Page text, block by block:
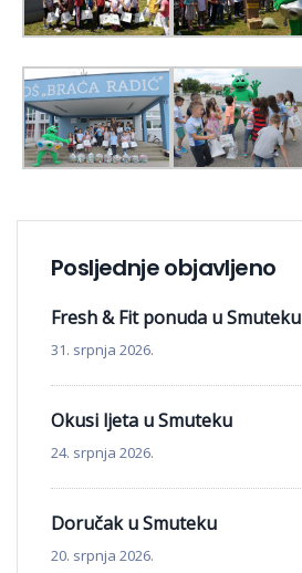
Posljednje objavljeno
Fresh & Fit ponuda u Smuteku
31. srpnja 2026.
Okusi ljeta u Smuteku
24. srpnja 2026.
Doručak u Smuteku
20. srpnja 2026.